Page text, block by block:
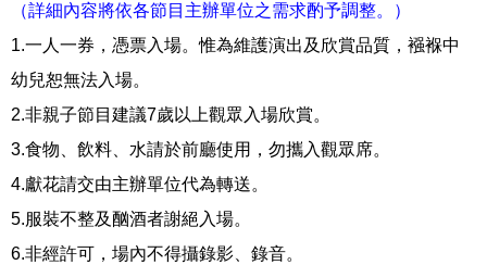
（詳細內容將依各節目主辦單位之需求酌予調整。）
1.一人一券，憑票入場。惟為維護演出及欣賞品質，襁褓中
幼兒恕無法入場。
2.非親子節目建議7歲以上觀眾入場欣賞。
3.食物、飲料、水請於前廳使用，勿攜入觀眾席。
4.獻花請交由主辦單位代為轉送。
5.服裝不整及酗酒者謝絕入場。
6.非經許可，場內不得攝錄影、錄音。